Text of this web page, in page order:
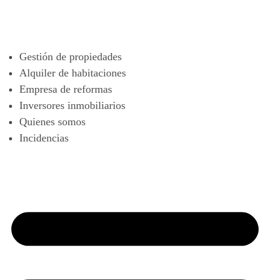
Gestión de propiedades
Alquiler de habitaciones
Empresa de reformas
Inversores inmobiliarios
Quienes somos
Incidencias